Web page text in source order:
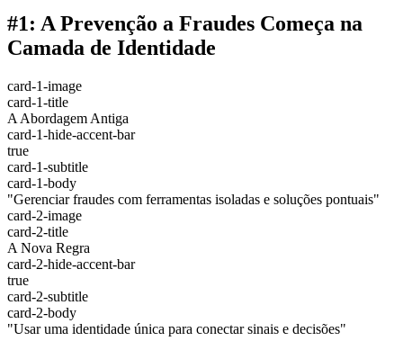
#1: A Prevenção a Fraudes Começa na
Camada de Identidade
card-1-image
card-1-title
A Abordagem Antiga
card-1-hide-accent-bar
true
card-1-subtitle
card-1-body
"Gerenciar fraudes com ferramentas isoladas e soluções pontuais"
card-2-image
card-2-title
A Nova Regra
card-2-hide-accent-bar
true
card-2-subtitle
card-2-body
"Usar uma identidade única para conectar sinais e decisões"